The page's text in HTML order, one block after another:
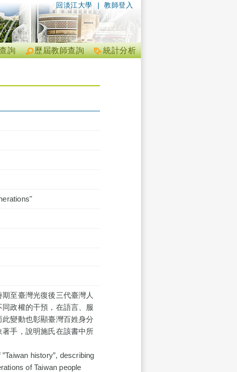
| 教師登入
回淡江大學
統計分析
歷屆教師查詢
詢
至臺灣光復後三代臺灣人
政權的干預，在語言、服
變動也彰顯臺灣百姓身分
手，說明施氏在該書中所
history”, describing
of Taiwan people